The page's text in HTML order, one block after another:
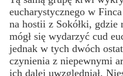
eucharystycznego w
na hostii z Sokółki, gdzie
mógł się wydarzyć cud
jednak w tych dwóch
czynienia z niepewnymi
ich dalej uwzględniał.